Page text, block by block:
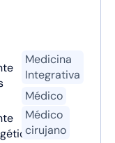
Medicina
Integrativa
Médico
Médico
cirujano